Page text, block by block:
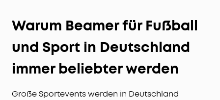
Warum Beamer für Fußball
und Sport in Deutschland
immer beliebter werden
Große Sportevents werden in Deutschland